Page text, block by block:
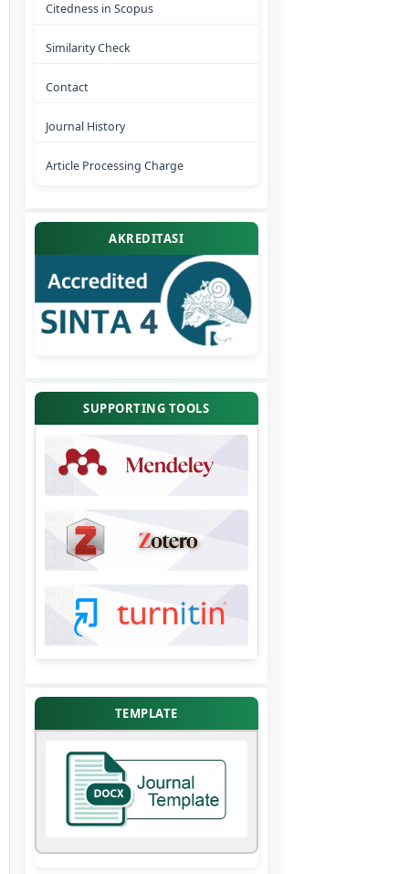
Citedness in Scopus
Similarity Check
Contact
Journal History
Article Processing Charge
AKREDITASI
SUPPORTING TOOLS
TEMPLATE